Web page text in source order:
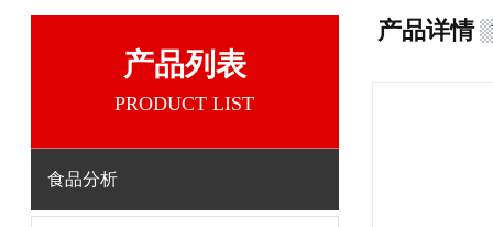
产品列表
PRODUCT LIST
食品分析
产品详情